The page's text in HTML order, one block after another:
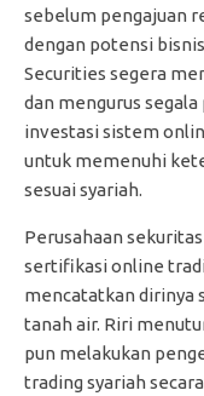
sebelum pengajuan
dengan potensi
Securities segera
dan mengurus
investasi sistem
untuk memenuhi
sesuai syariah.
Perusahaan
sertifikasi online
mencatatkan dirinya
tanah air. Riri
pun melakukan
trading syariah